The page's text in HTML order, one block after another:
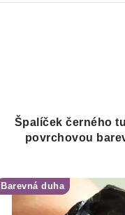
Špalíček černého
povrchovou
Barevná duha